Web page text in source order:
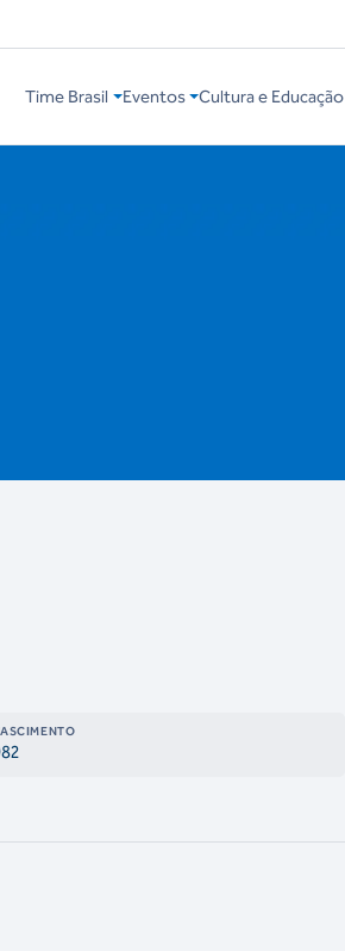
Time Brasil Eventos Cultura e Educação